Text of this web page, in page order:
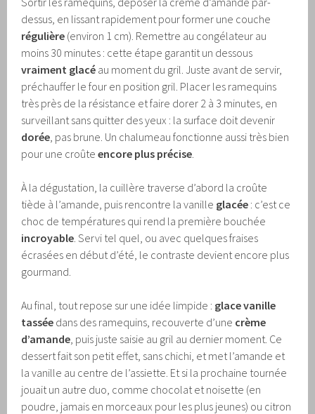
dessus, en lissant rapidement pour former une couche
régulière (environ 1 cm). Remettre au congélateur au
moins 30 minutes : cette étape garantit un dessous
vraiment glacé au moment du gril. Juste avant de servir,
préchauffer le four en position gril. Placer les ramequins
très près de la résistance et faire dorer 2 à 3 minutes, en
surveillant sans quitter des yeux : la surface doit devenir
dorée , pas brune. Un chalumeau fonctionne aussi très bien
pour une croûteencore plus précise
À la dégustation, la cuillère traverse d’abord la croûte
tiède à l’amande, puis rencontre la vanille glacée : c’est ce
choc de températures qui rend la première bouchée
incroyable . Servi tel quel, ou avec quelques fraises
écrasées en début d’été, le contraste devient encore plus
gourmand.
Au final, tout repose sur une idée limpide : glace vanille
tassée dans des ramequins, recouverte d’une crème
d’amande , puis juste saisie au gril au dernier moment. Ce
dessert fait son petit effet, sans chichi, et met l’amande et
la vanille au centre de l’assiette. Et si la prochaine tournée
jouait un autre duo, comme chocolat et noisette (en
poudre, jamais en morceaux pour les plus jeunes) ou citron